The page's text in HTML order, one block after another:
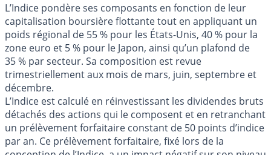
L’Indice pondère ses composants en fonction de leur
capitalisation boursière flottante tout en appliquant un
poids régional de 55 % pour les États-Unis, 40 % pour la
zone euro et 5 % pour le Japon, ainsi qu’un plafond de
35 % par secteur. Sa composition est revue
trimestriellement aux mois de mars, juin, septembre et
décembre.
L’Indice est calculé en réinvestissant les dividendes bruts
détachés des actions qui le composent et en retranchant
un prélèvement forfaitaire constant de 50 points d’indice
par an. Ce prélèvement forfaitaire, fixé lors de la